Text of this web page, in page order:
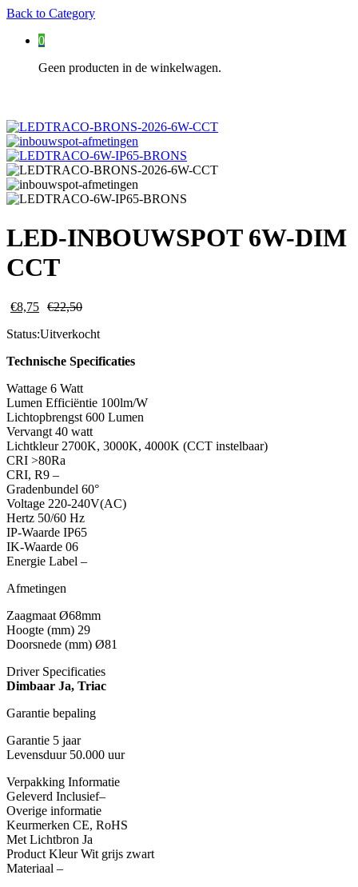
Back to Category
0
Geen producten in de winkelwagen.
LED-INBOUWSPOT 6W-DIM
CCT
€8,75 €22,50
Status:Uitverkocht
Technische Specificaties
Wattage 6 Watt
Lumen Efficiëntie 100lm/W
Lichtopbrengst 600 Lumen
Vervangt 40 watt
Lichtkleur 2700K, 3000K, 4000K (CCT instelbaar)
CRI >80Ra
CRI, R9 –
Gradenbundel 60°
Voltage 220-240V(AC)
Hertz 50/60 Hz
IP-Waarde IP65
IK-Waarde 06
Energie Label –
Afmetingen
Zaagmaat Ø68mm
Hoogte (mm) 29
Doorsnede (mm) Ø81
Driver Specificaties
Dimbaar Ja, Triac
Garantie bepaling
Garantie 5 jaar
Levensduur 50.000 uur
Verpakking Informatie
Geleverd Inclusief–
Overige informatie
Keurmerken CE, RoHS
Met Lichtbron Ja
Product Kleur Wit grijs zwart
Materiaal –